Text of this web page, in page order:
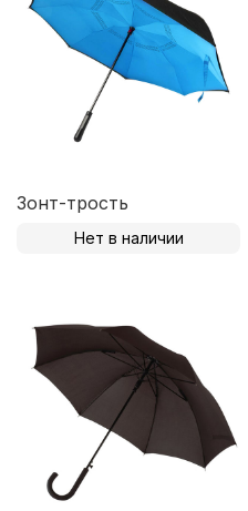
Зонт-трость
Нет в наличии